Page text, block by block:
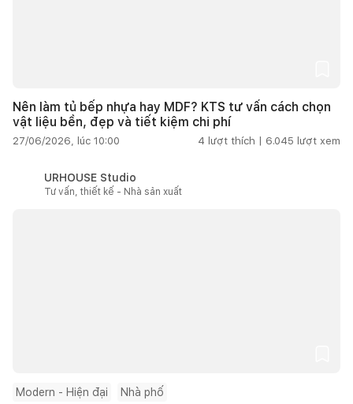
Nên làm tủ bếp nhựa hay MDF? KTS tư vấn cách chọn
vật liệu bền, đẹp và tiết kiệm chi phí
27/06/2026, lúc 10:00 4 lượt thích | 6.045 lượt xem
URHOUSE Studio
Tư vấn, thiết kế - Nhà sản xuất
Modern - Hiện đại Nhà phố